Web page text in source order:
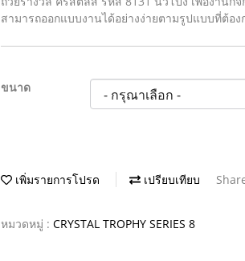
สามารถออกแบบงานได้อย่างง่ายตามรูปแบบที่ต้อง
ขนาด
เพิ่มรายการโปรด เปรียบเทียบ
หมวดหมู่ : CRYSTAL TROPHY SERIES 8